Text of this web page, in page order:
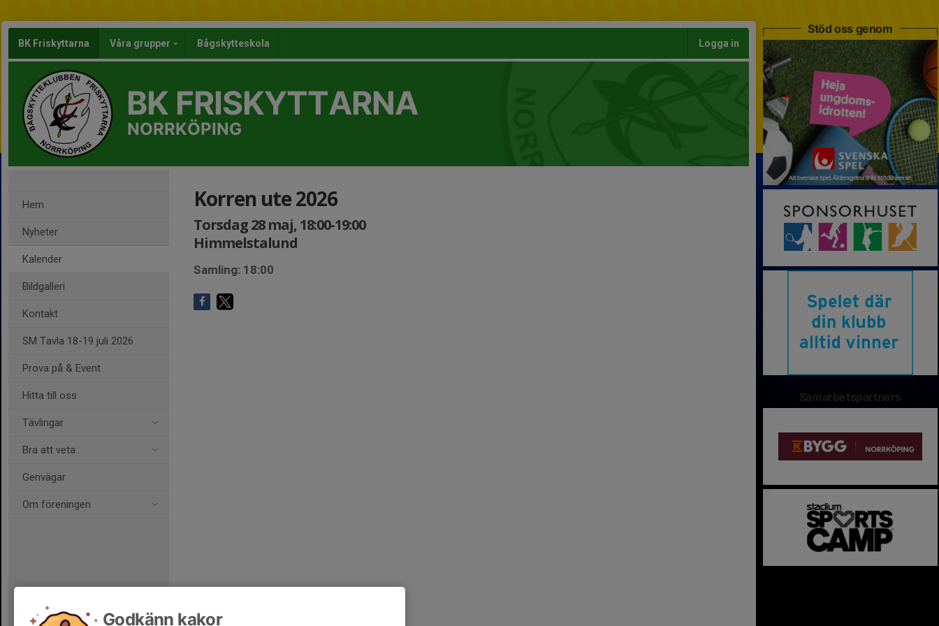
BK Friskyttarna Våra grupper Bågskytteskola Logga in
BK FRISKYTTARNA
NORRKÖPING
Hem
Nyheter
Kalender
Bildgalleri
Kontakt
SM Tavla 18-19 juli 2026
Prova på & Event
Hitta till oss
Tävlingar
Bra att veta
Genvägar
Om föreningen
Korren ute 2026
Torsdag 28 maj, 18:00-19:00
Himmelstalund
Samling: 18:00
Stöd oss genom
Samarbetspartners
Godkänn kakor